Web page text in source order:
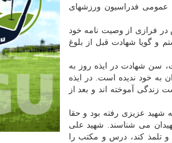
عمومی فدراسیون ورزشهای
دفاع مقدس در فرازی از وصیت نامه خود
و گویا شهادت قبل از بلوغ
سن شهادت در ایذه روز به
به خود ندیده است. در ایذه
زندگی آموخته اند و بعد از
نجات ۲ مادر به خانه شهید عزیزی رفته بود و حقا
می شناسند. شهید علی
و تلمذ کند، درس و مکتب را